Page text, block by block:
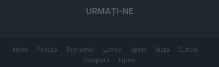
URMAȚI-NE
News Politică Economie Lumea Sport Viața
Cultură
Diaspora
Opinii